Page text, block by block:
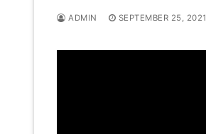
ADMIN SEPTEMBER 25, 2021